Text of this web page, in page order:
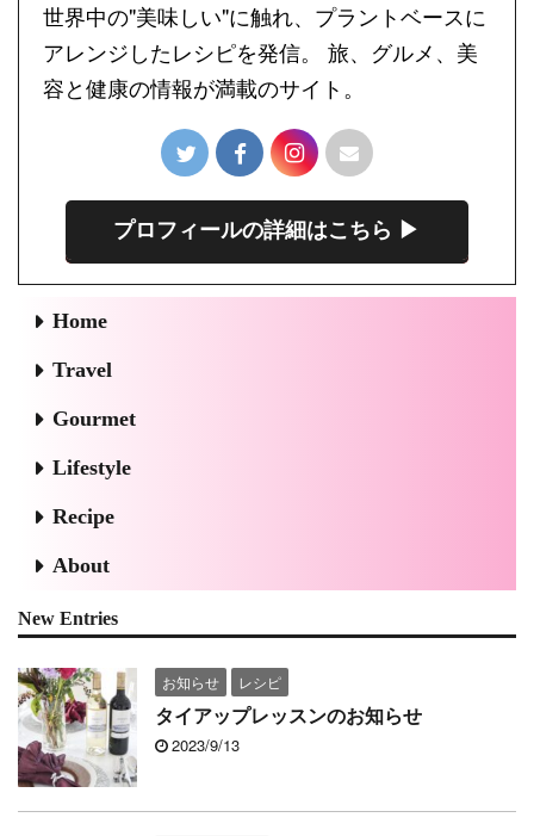
世界中の"美味しい"に触れ、プラントベースに
アレンジしたレシピを発信。 旅、グルメ、美
容と健康の情報が満載のサイト。
プロフィールの詳細はこちら ▶︎
Home
Travel
Gourmet
Lifestyle
Recipe
About
New Entries
お知らせ
レシピ
タイアップレッスンのお知らせ
2023/9/13